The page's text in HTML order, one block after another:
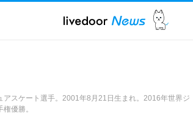
アスケート選手。2001年8月21日生まれ。2016年世界ジ
優勝。